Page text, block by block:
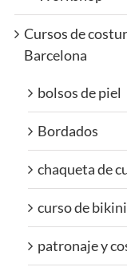
Cursos de
Barcelona
bolsos de piel
Bordados
chaqueta de
curso de
patronaje y